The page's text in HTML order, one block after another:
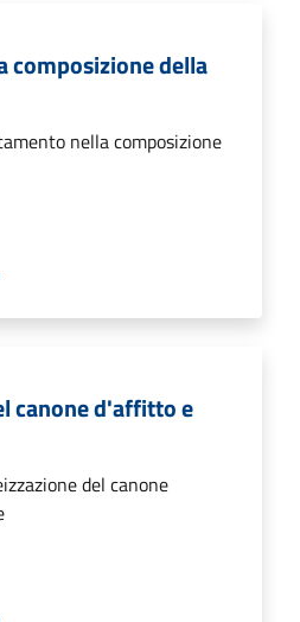
composizione della
nella composizione
canone d'affitto e
del canone